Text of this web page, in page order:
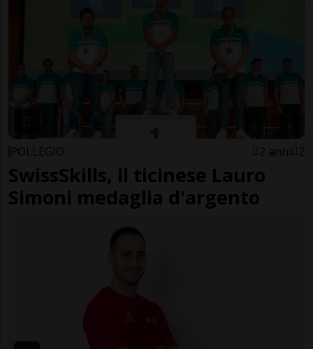
POLLEGIO 2 anni 2
SwissSkills, il ticinese Lauro
Simoni medaglia d'argento